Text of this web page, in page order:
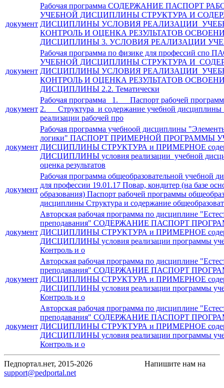
документ
Рабочая программа СОДЕРЖАНИЕ ПАСПОРТ
УЧЕБНОЙ ДИСЦИПЛИНЫ СТРУКТУРА И
ДИСЦИПЛИНЫ УСЛОВИЯ РЕАЛИЗАЦИИ
КОНТРОЛЬ И ОЦЕНКА РЕЗУЛЬТАТОВ
ДИСЦИПЛИНЫ 3. УСЛОВИЯ РЕАЛИЗАЦИИ
документ
Рабочая программа по физике для профессий
УЧЕБНОЙ ДИСЦИПЛИНЫ СТРУКТУРА И
ДИСЦИПЛИНЫ УСЛОВИЯ РЕАЛИЗАЦИИ
КОНТРОЛЬ И ОЦЕНКА РЕЗУЛЬТАТОВ
ДИСЦИПЛИНЫ 2.2. Тематически
документ
Рабочая программа 1. Паспорт рабочей
2. Структура и содержание учебной
реализации рабочей про
документ
Рабочая программа учебноой дисциплины
логики" ПАСПОРТ ПРИМЕРНОЙ ПРОГРАММЫ
ДИСЦИПЛИНЫ СТРУКТУРА и ПРИМЕРНОЕ
ДИСЦИПЛИНЫ условия реализации учебной
оценка результатов
документ
Рабочая программа общеобразовательной учебной
для профессии 19.01.17 Повар, кондитер (на базе
образования) Паспорт рабочей программы
дисциплины Структура и содержание
документ
Авторская рабочая программа по дисциплине
преподавания" СОДЕРЖАНИЕ ПАСПОРТ
ДИСЦИПЛИНЫ СТРУКТУРА и ПРИМЕРНОЕ
ДИСЦИПЛИНЫ условия реализации программы
Контроль и о
документ
Авторская рабочая программа по дисциплине
преподавания" СОДЕРЖАНИЕ ПАСПОРТ
ДИСЦИПЛИНЫ СТРУКТУРА и ПРИМЕРНОЕ
ДИСЦИПЛИНЫ условия реализации программы
Контроль и о
документ
Авторская рабочая программа по дисциплине
преподавания" СОДЕРЖАНИЕ ПАСПОРТ
ДИСЦИПЛИНЫ СТРУКТУРА и ПРИМЕРНОЕ
ДИСЦИПЛИНЫ условия реализации программы
Контроль и о
Педпортал.нет, 2015-2026
Напишите нам на
support@pedportal.net